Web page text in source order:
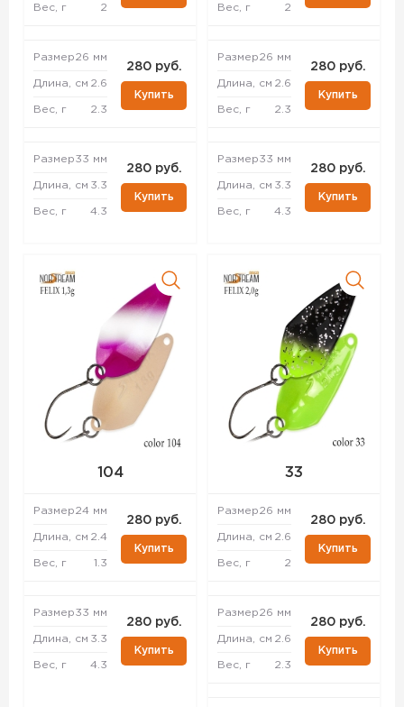
Вес, г 2
Размер26 мм
Длина, см 2.6
Вес, г 2.3
280 руб.
Купить
Размер33 мм
Длина, см 3.3
Вес, г 4.3
280 руб.
Купить
Вес, г 2
Размер26 мм
Длина, см 2.6
Вес, г 2.3
280 руб.
Купить
Размер33 мм
Длина, см 3.3
Вес, г 4.3
280 руб.
Купить
104
Размер24 мм
Длина, см 2.4
Вес, г 1.3
280 руб.
Купить
Размер33 мм
Длина, см 3.3
Вес, г 4.3
280 руб.
Купить
33
Размер26 мм
Длина, см 2.6
Вес, г 2
280 руб.
Купить
Размер26 мм
Длина, см 2.6
Вес, г 2.3
280 руб.
Купить